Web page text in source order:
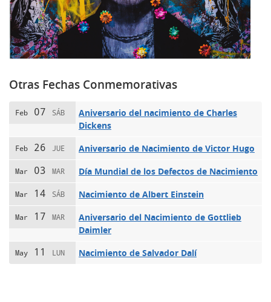
Otras Fechas Conmemorativas
Feb 07 SÁB
Aniversario del nacimiento de Charles
Dickens
Feb 26 JUE Aniversario de Nacimiento de Victor Hugo
Mar 03 MAR Día Mundial de los Defectos de Nacimiento
Mar 14 SÁB Nacimiento de Albert Einstein
Mar 17 MAR
Aniversario del Nacimiento de Gottlieb
Daimler
May 11 LUN Nacimiento de Salvador Dalí